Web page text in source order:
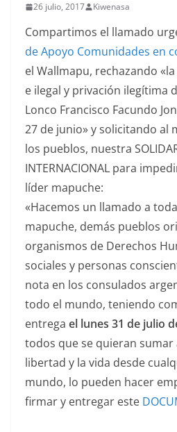
26 julio, 2017 Kiwenasa
Compartimos el llamado
de Apoyo Comunidades en
el Wallmapu, rechazando
e ilegal y privación ilegítima
Lonco Francisco Facundo
27 de junio» y solicitando al
los pueblos, nuestra
INTERNACIONAL para
líder mapuche:
«Hacemos un llamado a
mapuche, demás pueblos
organismos de Derechos
sociales y personas
nota en los consulados
todo el mundo, teniendo
entrega el lunes 31 de julio
todos que se quieran sumar
libertad y la vida desde
mundo, lo pueden hacer
firmar y entregar este